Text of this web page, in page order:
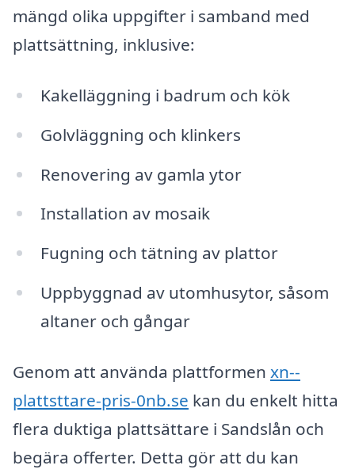
mängd olika uppgifter i samband med
plattsättning, inklusive:
Kakelläggning i badrum och kök
Golvläggning och klinkers
Renovering av gamla ytor
Installation av mosaik
Fugning och tätning av plattor
Uppbyggnad av utomhusytor, såsom
altaner och gångar
Genom att använda plattformen xn--
plattsttare-pris-0nb.se kan du enkelt hitta
flera duktiga plattsättare i Sandslån och
begära offerter. Detta gör att du kan